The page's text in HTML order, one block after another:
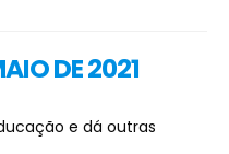
DE 2021
e dá outras